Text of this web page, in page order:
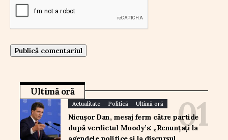
Ultimă oră
Actualitate Politică Ultimă oră
Nicușor Dan, mesaj ferm către partide
după verdictul Moody’s: „Renunțați la